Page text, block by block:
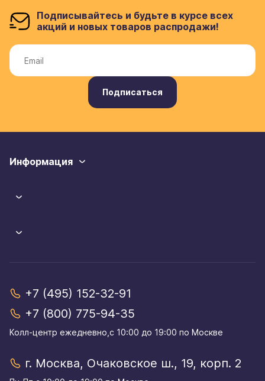
Подписывайтесь и будьте в курсе всех
акций и новых товаров распродажи!
Подписаться
Информация
+7 (495) 152-32-91
+7 (800) 775-94-35
Колл-центр eжедневно,с 10:00 до 19:00 по Москве
г. Москва, Очаковское ш., 19, корп. 2